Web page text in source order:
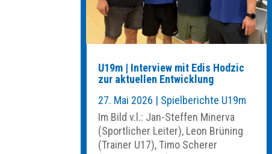
U19m | Interview mit Edis Hodzic
zur aktuellen Entwicklung
27. Mai 2026 | Spielberichte U19m
Im Bild v.l.: Jan-Steffen Minerva
(Sportlicher Leiter), Leon Brüning
(Trainer U17), Timo Scherer